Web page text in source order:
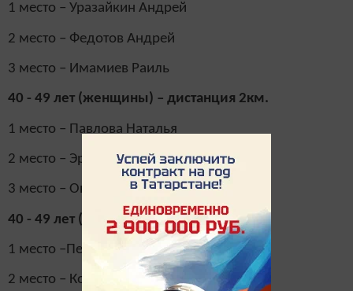
1 место – Уразайкин Андрей
2 место – Федотов Андрей
3 место – Имамиев Раиль
40 - 49 лет (женщины) – дистанция 2км.
1 место – Павлова Наталья
2 место – Эргашева Гульнур
3 место – Онищук Ольга
40 - 49 лет (мужчины)-дистанция 4км.
1 место –Пестерев Сергей
2 место – Конюхов Сергей